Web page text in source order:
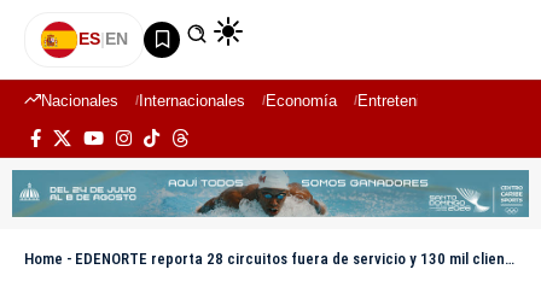
ES|EN
Nacionales Internacionales Economía Entretenimiento
Home - EDENORTE reporta 28 circuitos fuera de servicio y 130 mil clientes afectados por fuertes vientos en el Cibao